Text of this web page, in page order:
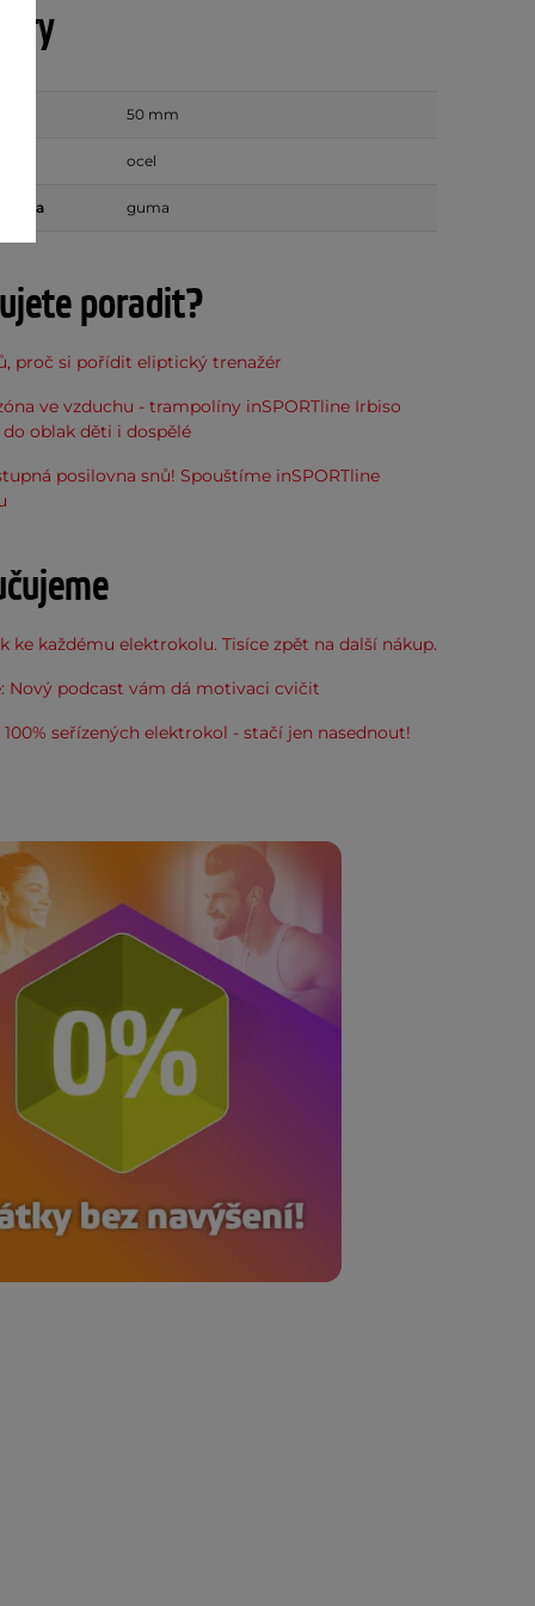
50 mm
ocel
guma
poradit?
proč si pořídit eliptický trenažér
ve vzduchu - trampolíny inSPORTline Irbiso
oblak děti i dospělé
posilovna snů! Spouštíme inSPORTline
ke každému elektrokolu. Tisíce zpět na další nákup.
Nový podcast vám dá motivaci cvičit
100% seřízených elektrokol - stačí jen nasednout!